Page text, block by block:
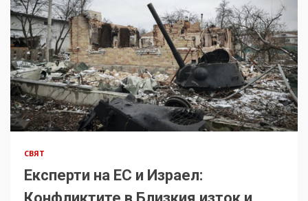
СВЯТ
Експерти на ЕС и Израел: